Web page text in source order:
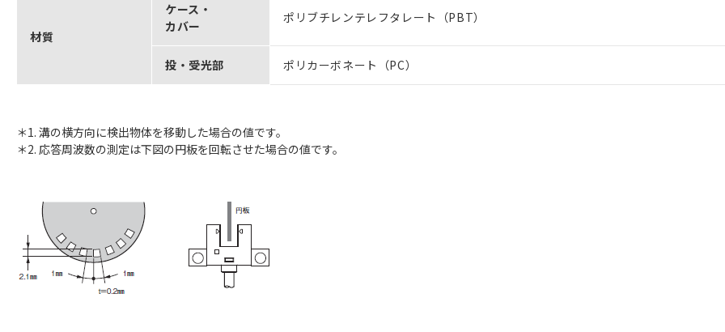
材質
ケース・
カバー
ポリブチレンテレフタレート（PBT）
投・受光部 ポリカーボネート（PC）
＊1. 溝の横方向に検出物体を移動した場合の値です。
＊2. 応答周波数の測定は下図の円板を回転させた場合の値です。